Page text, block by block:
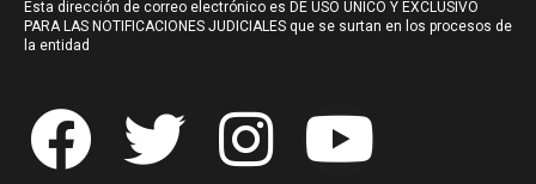
Esta dirección de correo electrónico es DE USO ÚNICO Y EXCLUSIVO
PARA LAS NOTIFICACIONES JUDICIALES que se surtan en los procesos de
la entidad